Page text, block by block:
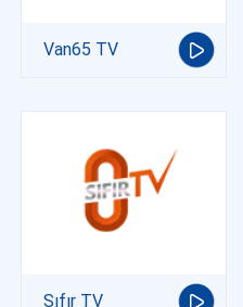
Van65 TV
Sıfır TV